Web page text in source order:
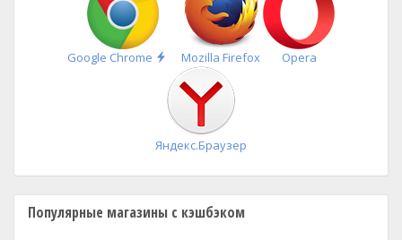
Google Chrome
Быстрая
установка
Mozilla Firefox Opera
Яндекс.Браузер
Популярные магазины с кэшбэком